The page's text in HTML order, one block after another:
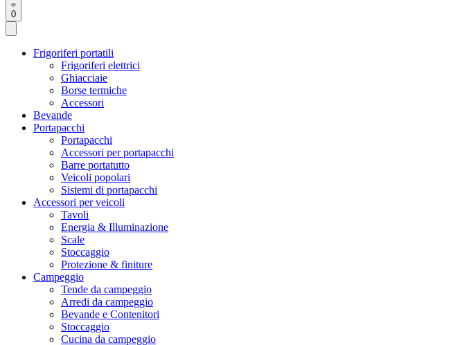
0
Frigoriferi portatili
Frigoriferi elettrici
Ghiacciaie
Borse termiche
Accessori
Bevande
Portapacchi
Portapacchi
Accessori per portapacchi
Barre portatutto
Veicoli popolari
Sistemi di portapacchi
Accessori per veicoli
Tavoli
Energia & Illuminazione
Scale
Stoccaggio
Protezione & finiture
Campeggio
Tende da campeggio
Arredi da campeggio
Bevande e Contenitori
Stoccaggio
Cucina da campeggio